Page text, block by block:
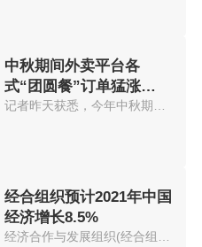
中秋期间外卖平台各
式“团圆餐”订单猛涨
574.56%
经合组织预计2021年中国
经济增长8.5%